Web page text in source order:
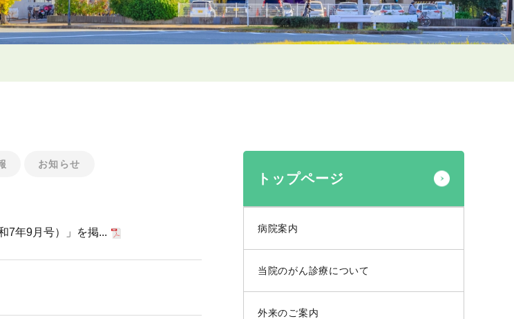
お知らせ
7年9月号）」を掲...
トップページ
病院案内
当院のがん診療について
外来のご案内